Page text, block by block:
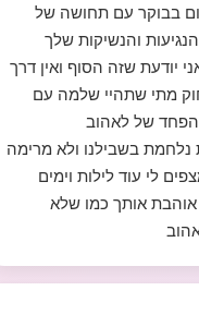
בבוקר עם תחושה של
והנשיקות שלך
יודעת שזה הסוף ואין דרך
מתי שתהיי שלמה עם
של לאהוב
נלחמת בשבילנו ולא מרימה
לי עוד לילות וימים
אוהבת אותך כמו שלא